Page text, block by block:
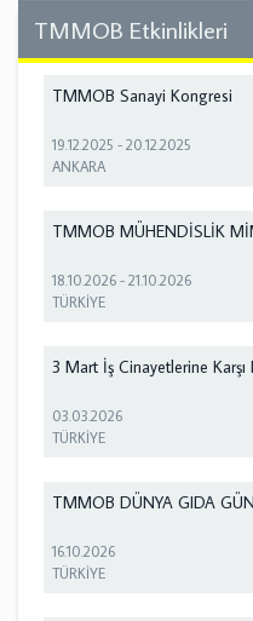
TMMOB Etkinlikleri
TMMOB Sanayi Kongresi
19.12.2025 -20.12.2025
ANKARA
TMMOB MÜHENDİSLİK
18.10.2026 -21.10.2026
TÜRKİYE
3 Mart İş Cinayetlerine
03.03.2026
TÜRKİYE
TMMOB DÜNYA GIDA
16.10.2026
TÜRKİYE